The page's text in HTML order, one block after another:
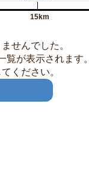
15km
せんでした。
が表示されます。
ください。